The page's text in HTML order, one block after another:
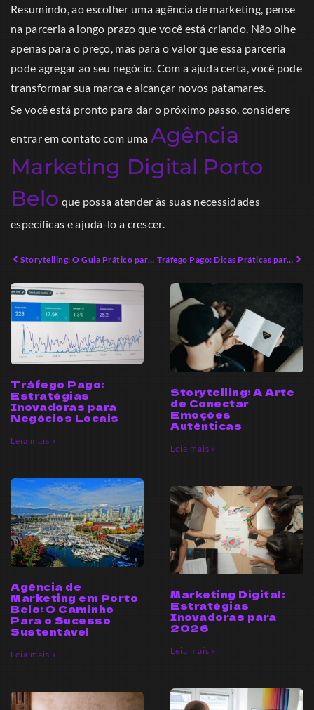
Resumindo, ao escolher uma agência de marketing, pense
na parceria a longo prazo que você está criando. Não olhe
apenas para o preço, mas para o valor que essa parceria
pode agregar ao seu negócio. Com a ajuda certa, você pode
transformar sua marca e alcançar novos patamares.
Se você está pronto para dar o próximo passo, considere
entrar em contato com uma Agência
Marketing Digital Porto
Belo que possa atender às suas necessidades
específicas e ajudá-lo a crescer.
Storytelling: O Guia Prático para Conectar Emoções Tráfego Pago: Dicas Práticas para Iniciantes em 2026
Tráfego Pago:
Estratégias
Inovadoras para
Negócios Locais
Leia mais »
Storytelling: A Arte
de Conectar
Emoções
Autênticas
Leia mais »
Agência de
Marketing em Porto
Belo: O Caminho
Para o Sucesso
Sustentável
Leia mais »
Marketing Digital:
Estratégias
Inovadoras para
2026
Leia mais »